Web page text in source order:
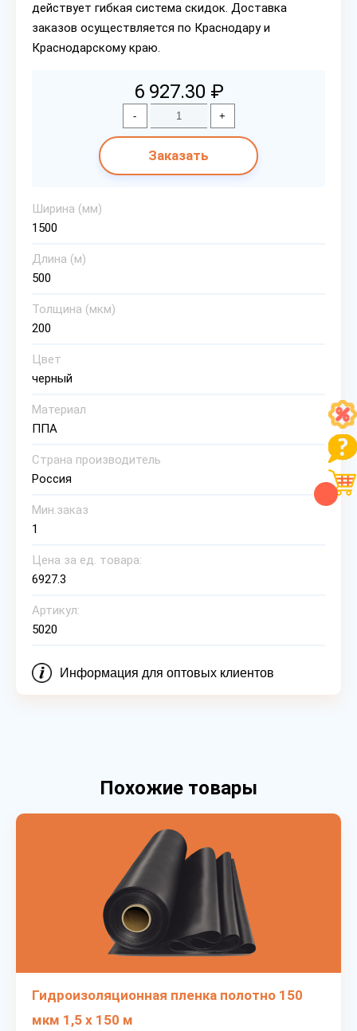
действует гибкая система скидок. Доставка
заказов осуществляется по Краснодару и
Краснодарскому краю.
6 927.30 ₽
- +
Заказать
Ширина (мм)
1500
Длина (м)
500
Толщина (мкм)
200
Цвет
черный
Материал
ППА
Страна производитель
Россия
Мин.заказ
1
Цена за ед. товара:
6927.3
Артикул:
5020
Информация для оптовых клиентов
Похожие товары
Гидроизоляционная пленка полотно 150
мкм 1,5 х 150 м